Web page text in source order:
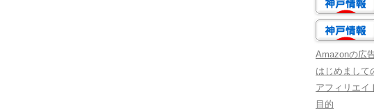
Amazonの広
はじめまして
アフィリエイ
目的